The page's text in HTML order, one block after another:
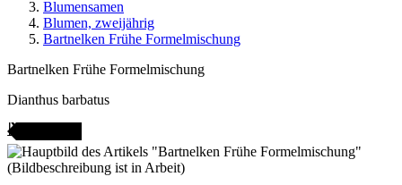
Blumensamen
Blumen, zweijährig
Bartnelken Frühe Formelmischung
Bartnelken Frühe Formelmischung
Dianthus barbatus